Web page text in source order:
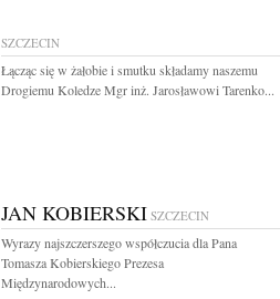
SZCZECIN
Łącząc się w żałobie i smutku składamy naszemu
Drogiemu Koledze Mgr inż. Jarosławowi Tarenko...
JAN KOBIERSKI SZCZECIN
Wyrazy najszczerszego współczucia dla Pana
Tomasza Kobierskiego Prezesa
Międzynarodowych...